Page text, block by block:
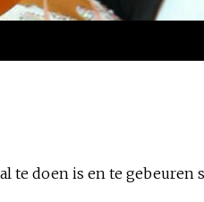
te doen is en te gebeuren